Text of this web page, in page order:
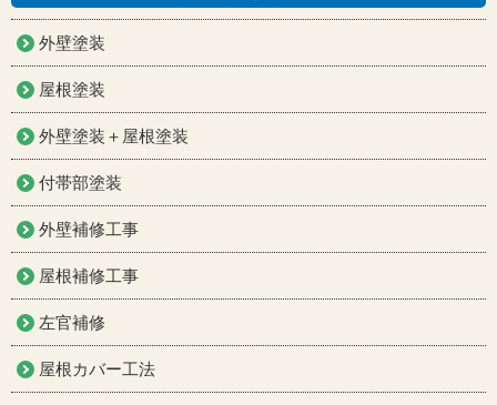
外壁塗装
屋根塗装
外壁塗装＋屋根塗装
付帯部塗装
外壁補修工事
屋根補修工事
左官補修
屋根カバー工法